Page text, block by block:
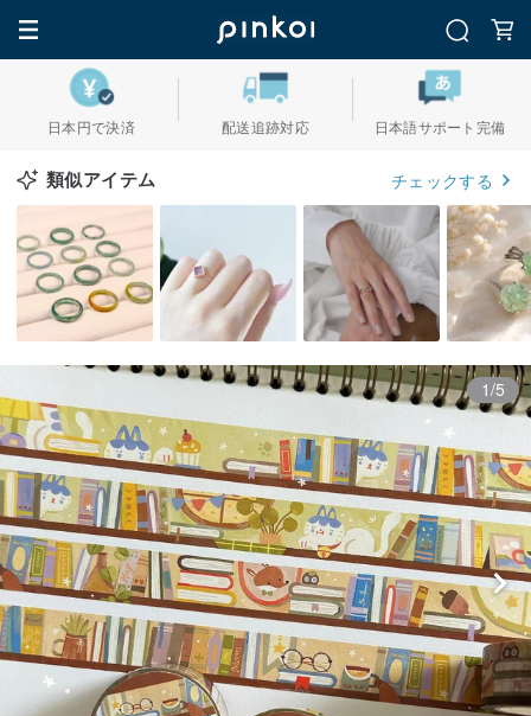
日本円で決済 配送追跡対応 日本語サポート完備
類似アイテム チェックする
1/5